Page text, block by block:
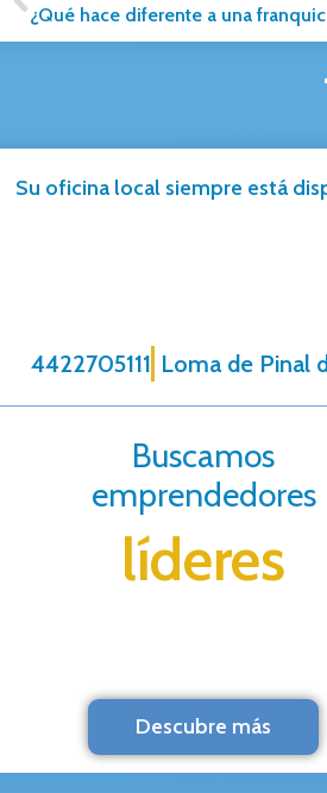
¿Qué hace diferente a una
Su oficina local siempre está
4422705111 Loma de Pinal
Buscamos
emprendedores
líderes
Descubre más